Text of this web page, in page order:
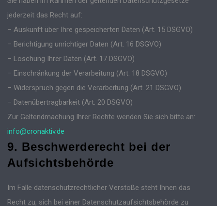
jederzeit das Recht auf:
– Auskunft über Ihre gespeicherten Daten (Art. 15 DSGVO)
– Berichtigung unrichtiger Daten (Art. 16 DSGVO)
– Löschung Ihrer Daten (Art. 17 DSGVO)
– Einschränkung der Verarbeitung (Art. 18 DSGVO)
– Widerspruch gegen die Verarbeitung (Art. 21 DSGVO)
– Datenübertragbarkeit (Art. 20 DSGVO)
Zur Geltendmachung Ihrer Rechte wenden Sie sich bitte an:
info@cronaktiv.de
9. Beschwerderecht bei der
Aufsichtsbehörde
Im Falle datenschutzrechtlicher Verstöße steht Ihnen das
Recht zu, sich bei einer Datenschutzaufsichtsbehörde zu